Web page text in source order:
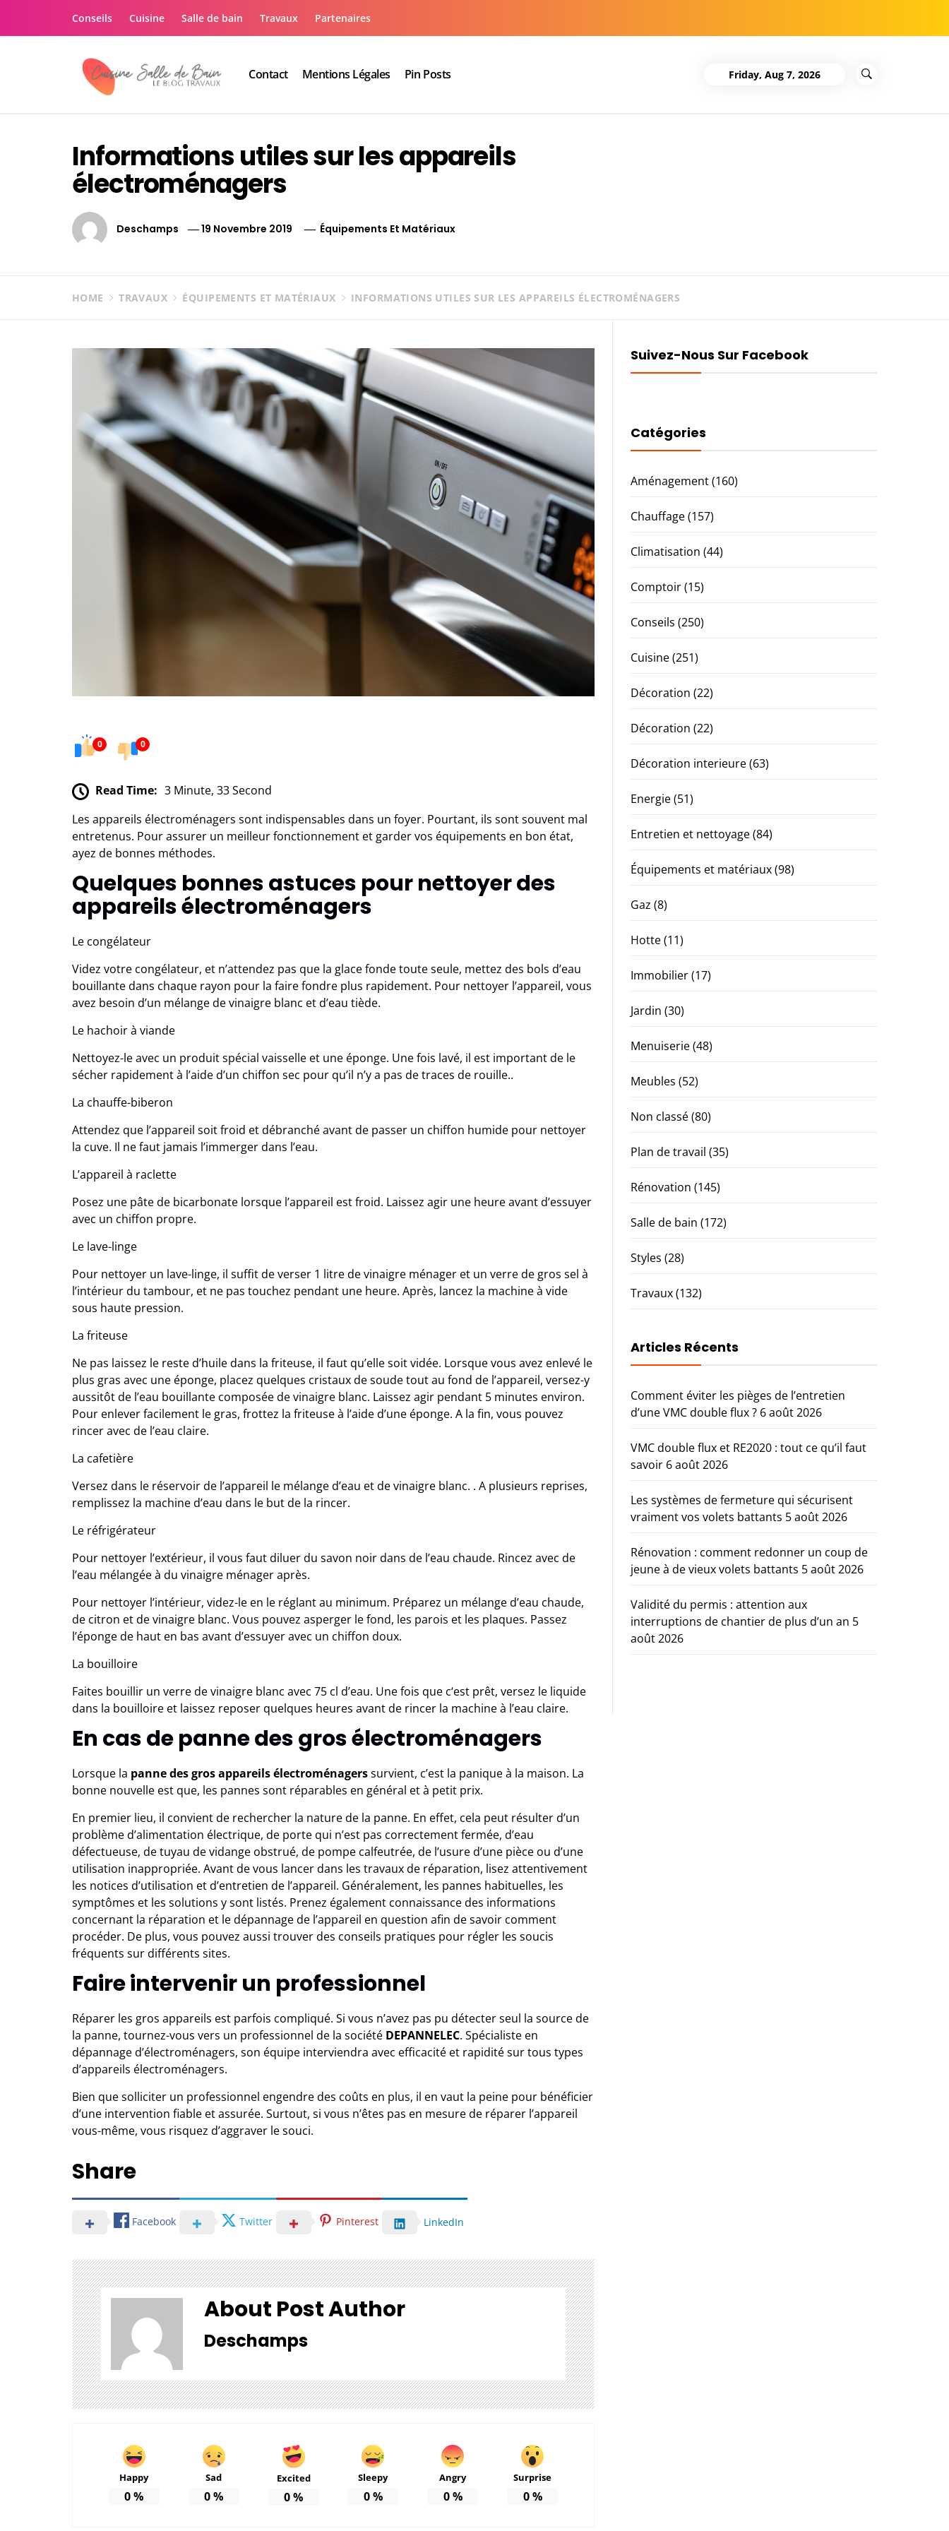
Conseils Cuisine Salle de bain Travaux Partenaires
Contact Mentions Légales Pin Posts Friday, Aug 7, 2026
Informations utiles sur les appareils
électroménagers
Deschamps 19 Novembre 2019 Équipements Et Matériaux
HOME TRAVAUX ÉQUIPEMENTS ET MATÉRIAUX INFORMATIONS UTILES SUR LES APPAREILS ÉLECTROMÉNAGERS
0 0
Read Time: 3 Minute, 33 Second
Les appareils électroménagers sont indispensables dans un foyer. Pourtant, ils sont souvent mal
entretenus. Pour assurer un meilleur fonctionnement et garder vos équipements en bon état,
ayez de bonnes méthodes.
Quelques bonnes astuces pour nettoyer des
appareils électroménagers
Le congélateur
Videz votre congélateur, et n’attendez pas que la glace fonde toute seule, mettez des bols d’eau
bouillante dans chaque rayon pour la faire fondre plus rapidement. Pour nettoyer l’appareil, vous
avez besoin d’un mélange de vinaigre blanc et d’eau tiède.
Le hachoir à viande
Nettoyez-le avec un produit spécial vaisselle et une éponge. Une fois lavé, il est important de le
sécher rapidement à l’aide d’un chiffon sec pour qu’il n’y a pas de traces de rouille..
La chauffe-biberon
Attendez que l’appareil soit froid et débranché avant de passer un chiffon humide pour nettoyer
la cuve. Il ne faut jamais l’immerger dans l’eau.
L’appareil à raclette
Posez une pâte de bicarbonate lorsque l’appareil est froid. Laissez agir une heure avant d’essuyer
avec un chiffon propre.
Le lave-linge
Pour nettoyer un lave-linge, il suffit de verser 1 litre de vinaigre ménager et un verre de gros sel à
l’intérieur du tambour, et ne pas touchez pendant une heure. Après, lancez la machine à vide
sous haute pression.
La friteuse
Ne pas laissez le reste d’huile dans la friteuse, il faut qu’elle soit vidée. Lorsque vous avez enlevé le
plus gras avec une éponge, placez quelques cristaux de soude tout au fond de l’appareil, versez-y
aussitôt de l’eau bouillante composée de vinaigre blanc. Laissez agir pendant 5 minutes environ.
Pour enlever facilement le gras, frottez la friteuse à l’aide d’une éponge. A la fin, vous pouvez
rincer avec de l’eau claire.
La cafetière
Versez dans le réservoir de l’appareil le mélange d’eau et de vinaigre blanc. . A plusieurs reprises,
remplissez la machine d’eau dans le but de la rincer.
Le réfrigérateur
Pour nettoyer l’extérieur, il vous faut diluer du savon noir dans de l’eau chaude. Rincez avec de
l’eau mélangée à du vinaigre ménager après.
Pour nettoyer l’intérieur, videz-le en le réglant au minimum. Préparez un mélange d’eau chaude,
de citron et de vinaigre blanc. Vous pouvez asperger le fond, les parois et les plaques. Passez
l’éponge de haut en bas avant d’essuyer avec un chiffon doux.
La bouilloire
Faites bouillir un verre de vinaigre blanc avec 75 cl d’eau. Une fois que c‘est prêt, versez le liquide
dans la bouilloire et laissez reposer quelques heures avant de rincer la machine à l’eau claire.
En cas de panne des gros électroménagers
Lorsque la panne des grosappareils électroménagerssurvient, c’est la panique à la maison. La
bonne nouvelle est que, les pannes sont réparables en général et à petit prix.
En premier lieu, il convient de rechercher la nature de la panne. En effet, cela peut résulter d’un
problème d’alimentation électrique, de porte qui n’est pas correctement fermée, d’eau
défectueuse, de tuyau de vidange obstrué, de pompe calfeutrée, de l’usure d’une pièce ou d’une
utilisation inappropriée. Avant de vous lancer dans les travaux de réparation, lisez attentivement
les notices d’utilisation et d’entretien de l’appareil. Généralement, les pannes habituelles, les
symptômes et les solutions y sont listés. Prenez également connaissance des informations
concernant la réparation et le dépannage de l’appareil en question afin de savoir comment
procéder. De plus, vous pouvez aussi trouver des conseils pratiques pour régler les soucis
fréquents sur différents sites.
Faire intervenir un professionnel
Réparer les gros appareils est parfois compliqué. Si vous n’avez pas pu détecter seul la source de
la panne, tournez-vous vers un professionnel de la société DEPANNELEC. Spécialiste en
dépannage d’électroménagers, son équipe interviendra avec efficacité et rapidité sur tous types
d’appareils électroménagers.
Bien que solliciter un professionnel engendre des coûts en plus, il en vaut la peine pour bénéficier
d’une intervention fiable et assurée. Surtout, si vous n’êtes pas en mesure de réparer l’appareil
vous-même, vous risquez d’aggraver le souci.
Share
Facebook Twitter Pinterest LinkedIn
About Post Author
Deschamps
Happy
0%
Sad
0%
Excited
0%
Sleepy
0%
Angry
0%
Surprise
0%
Suivez-Nous Sur Facebook
Catégories
Aménagement(160)
Chauffage(157)
Climatisation (44)
Comptoir(15)
Conseils (250)
Cuisine(251)
Décoration (22)
Décoration (22)
Décoration interieure(63)
Energie(51)
Entretien et nettoyage(84)
Équipements et matériaux(98)
Gaz (8)
Hotte(11)
Immobilier(17)
Jardin (30)
Menuiserie(48)
Meubles (52)
Non classé(80)
Plan de travail (35)
Rénovation (145)
Salle de bain (172)
Styles (28)
Travaux(132)
Articles Récents
Comment éviter les pièges de l’entretien
d’une VMC double flux ? 6 août 2026
VMC double flux et RE2020 : tout ce qu’il faut
savoir 6 août 2026
Les systèmes de fermeture qui sécurisent
vraiment vos volets battants 5 août 2026
Rénovation : comment redonner un coup de
jeune à de vieux volets battants 5 août 2026
Validité du permis : attention aux
interruptions de chantier de plus d’un an 5
août 2026